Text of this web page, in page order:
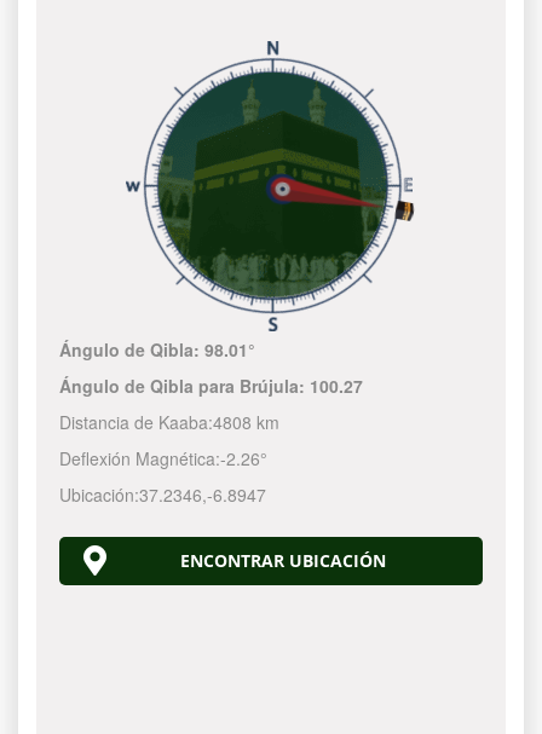
Ángulo de Qibla:98.01°
Ángulo de Qibla para Brújula: 100.27
Distancia de Kaaba:4808 km
Deflexión Magnética:-2.26°
Ubicación:37.2346,-6.8947
ENCONTRAR UBICACIÓN